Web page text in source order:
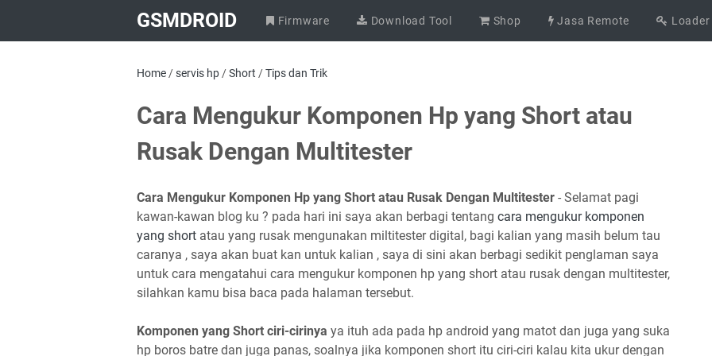
GSMDROID Firmware Download Tool Shop Jasa Remote Loader
Home /servis hp /Short /Tips dan Trik
Cara Mengukur Komponen Hp yang Short atau
Rusak Dengan Multitester
Cara Mengukur Komponen Hp yang Short atau Rusak Dengan Multitester - Selamat pagi
kawan-kawan blog ku ? pada hari ini saya akan berbagi tentang cara mengukur komponen
yang short atau yang rusak mengunakan miltitester digital, bagi kalian yang masih belum tau
caranya , saya akan buat kan untuk kalian , saya di sini akan berbagi sedikit penglaman saya
untuk cara mengatahui cara mengukur komponen hp yang short atau rusak dengan multitester,
silahkan kamu bisa baca pada halaman tersebut.
Komponen yang Short ciri-cirinya ya ituh ada pada hp android yang matot dan juga yang suka
hp boros batre dan juga panas, soalnya jika komponen short itu ciri-ciri kalau kita ukur dengan